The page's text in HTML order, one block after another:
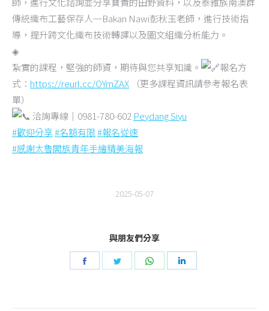
傳統織布工藝保存人─Bakan Nawi彭秋玉老師，進行技術指
導，提升跨文化織布技術轉譯以及圖文組織分析能力。
◈
紮實的課程，堅強的師資，期待與您共享知識。
報名方
式： https://reurl.cc/OYmZAX （更多課程資訊請參考報名表
單）
洽詢專線｜0981-780-602 Peydang Siyu
#歡迎分享#名額有限#報名從速
#感謝太魯閣族青年手繪精美海報
2025-05-07
與朋友們分享
Share
Share
Share